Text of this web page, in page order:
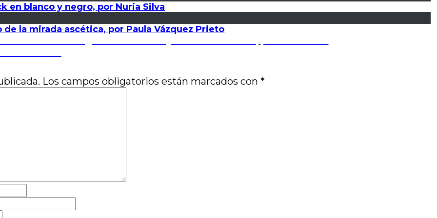
en blanco y negro, por Nuria Silva
la mirada ascética, por Paula Vázquez Prieto
Los campos obligatorios están marcados con *